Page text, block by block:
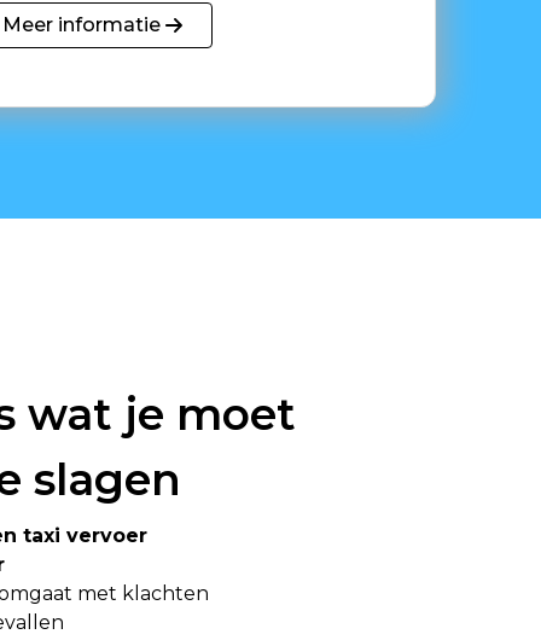
Meer informatie
wat je moet
slagen
taxi vervoer
met klachten